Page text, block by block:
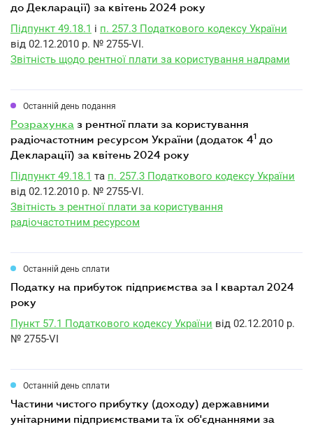
до Декларації) за квітень 2024 року
Підпункт 49.18.1 і п. 257.3 Податкового кодексу України
від 02.12.2010 р. № 2755-VI.
Звітність щодо рентної плати за користування надрами
Останній день подання
розрахунка з рентної плати за користування
радіочастотним ресурсом України (додаток 41 до
Декларації) за квітень 2024 року
Підпункт 49.18.1 та п. 257.3 Податкового кодексу України
від 02.12.2010 р. № 2755-VI.
Звітність з рентної плати за користування
радіочастотним ресурсом
Останній день сплати
податку на прибуток підприємства за I квартал 2024
року
Пункт 57.1 Податкового кодексу України від 02.12.2010 р.
№ 2755-VI
Останній день сплати
частини чистого прибутку (доходу) державними
унітарними підприємствами та їх об'єднаннями за